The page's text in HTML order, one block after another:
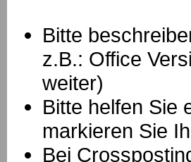
Bitte
z.B.: Office
weiter)
Bitte helfen Sie
markieren Sie
Bei